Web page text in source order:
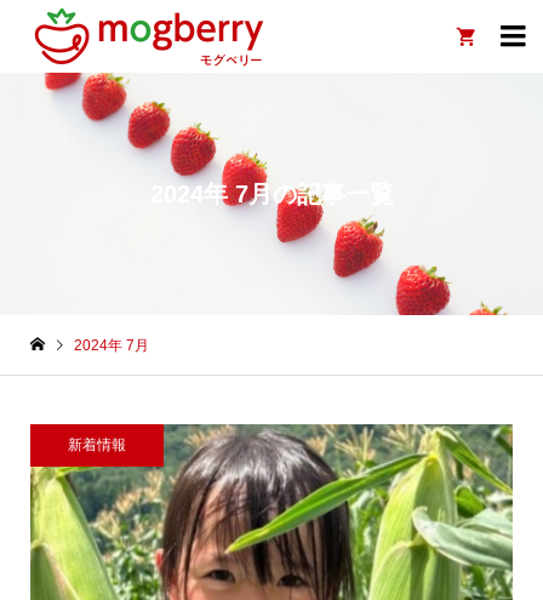

2024年 7月の記事一覧
2024年 7月
新着情報